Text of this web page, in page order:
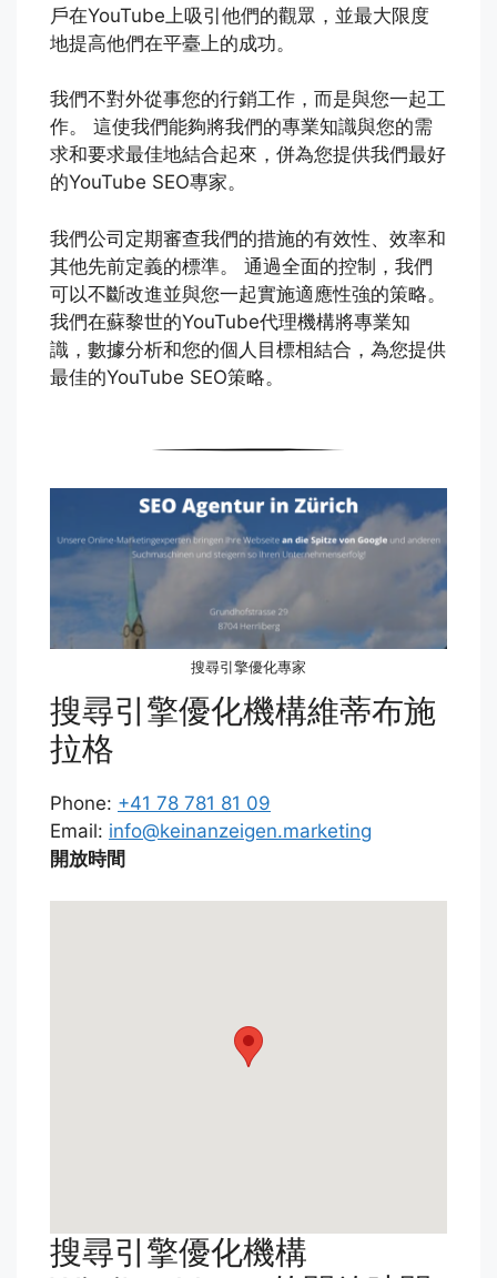
戶在YouTube上吸引他們的觀眾，並最大限度
地提高他們在平臺上的成功。
我們不對外從事您的行銷工作，而是與您一起工
作。 這使我們能夠將我們的專業知識與您的需
求和要求最佳地結合起來，併為您提供我們最好
的YouTube SEO專家。
我們公司定期審查我們的措施的有效性、效率和
其他先前定義的標準。 通過全面的控制，我們
可以不斷改進並與您一起實施適應性強的策略。
我們在蘇黎世的YouTube代理機構將專業知
識，數據分析和您的個人目標相結合，為您提供
最佳的YouTube SEO策略。
搜尋引擎優化專家
搜尋引擎優化機構維蒂布施
拉格
Phone: +41 78 781 81 09
Email: info@keinanzeigen.marketing
開放時間
搜尋引擎優化機構